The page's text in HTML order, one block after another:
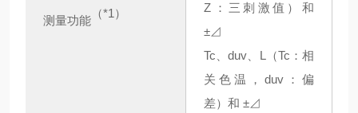
测量功能
（*1）
Z：三刺激值）和
±⊿
Tc、duv、L（Tc：相
关色温，duv：偏
差）和 ±⊿